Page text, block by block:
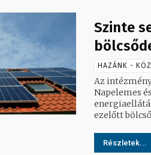
Szinte
HAZÁNK -
Az
Napelemes
energiaellátásához. A szeptember 1-jétől
ezelőtt
Részletek...